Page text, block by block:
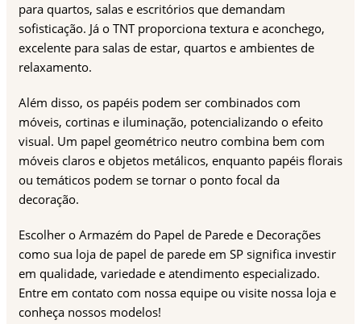
para quartos, salas e escritórios que demandam
sofisticação. Já o TNT proporciona textura e aconchego,
excelente para salas de estar, quartos e ambientes de
relaxamento.
Além disso, os papéis podem ser combinados com
móveis, cortinas e iluminação, potencializando o efeito
visual. Um papel geométrico neutro combina bem com
móveis claros e objetos metálicos, enquanto papéis florais
ou temáticos podem se tornar o ponto focal da
decoração.
Escolher o Armazém do Papel de Parede e Decorações
como sua loja de papel de parede em SP significa investir
em qualidade, variedade e atendimento especializado.
Entre em contato com nossa equipe ou visite nossa loja e
conheça nossos modelos!